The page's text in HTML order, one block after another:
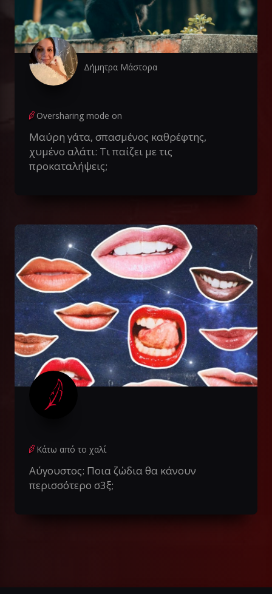
Δήμητρα Μάστορα
Oversharing mode on
Μαύρη γάτα, σπασμένος καθρέφτης,
χυμένο αλάτι: Τι παίζει με τις
προκαταλήψεις;
Κάτω από το χαλί
Αύγουστος: Ποια ζώδια θα κάνουν
περισσότερο σ3ξ;